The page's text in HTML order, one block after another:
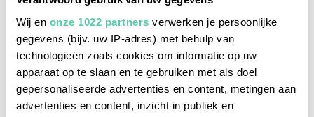
Wij en onze 1022 partners verwerken je persoonlijke
gegevens (bijv. uw IP-adres) met behulp van
technologieën zoals cookies om informatie op uw
apparaat op te slaan en te gebruiken met als doel
gepersonaliseerde advertenties en content, metingen aan
advertenties en content, inzicht in publiek en